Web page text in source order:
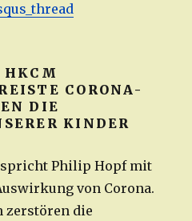
HKCM
CORONA-
DIE
KINDER
Philip Hopf mit
von Corona.
zerstören die